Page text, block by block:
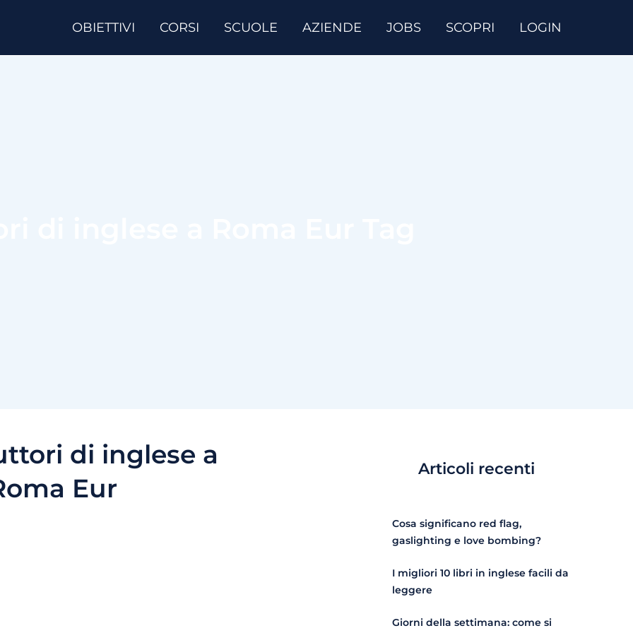
OBIETTIVI CORSI SCUOLE AZIENDE JOBS SCOPRI LOGIN
di inglese a
Eur
Articoli recenti
Cosa significano red flag,
gaslighting e love bombing?
I migliori 10 libri in inglese facili da
leggere
Giorni della settimana: come si